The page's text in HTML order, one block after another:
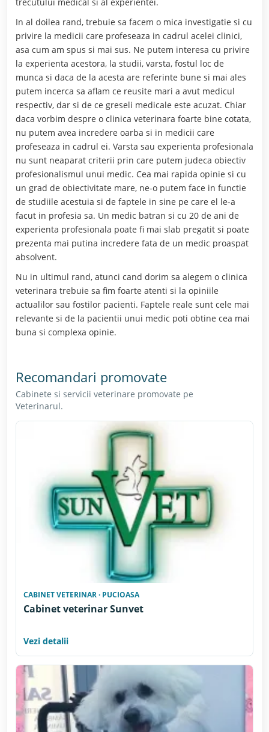
In al doilea rand, trebuie sa facem o mica investigatie si cu
privire la medicii care profeseaza in cadrul acelei clinici,
asa cum am spus si mai sus. Ne putem interesa cu privire
la experienta acestora, la studii, varsta, fostul loc de
munca si daca de la acesta are referinte bune si mai ales
putem incerca sa aflam ce reusite mari a avut medicul
respectiv, dar si de ce greseli medicale este acuzat. Chiar
daca vorbim despre o clinica veterinara foarte bine cotata,
nu putem avea incredere oarba si in medicii care
profeseaza in cadrul ei. Varsta sau experienta profesionala
nu sunt neaparat criterii prin care putem judeca obiectiv
profesionalismul unui medic. Cea mai rapida opinie si cu
un grad de obiectivitate mare, ne-o putem face in functie
de studiile acestuia si de faptele in sine pe care el le-a
facut in profesia sa. Un medic batran si cu 20 de ani de
experienta profesionala poate fi mai slab pregatit si poate
prezenta mai putina incredere fata de un medic proaspat
absolvent.
Nu in ultimul rand, atunci cand dorim sa alegem o clinica
veterinara trebuie sa fim foarte atenti si la opiniile
actualilor sau fostilor pacienti. Faptele reale sunt cele mai
relevante si de la pacientii unui medic poti obtine cea mai
buna si complexa opinie.
Recomandari promovate
Cabinete si servicii veterinare promovate pe
Veterinarul.
CABINET VETERINAR · PUCIOASA
Cabinet veterinar Sunvet
Vezi detalii